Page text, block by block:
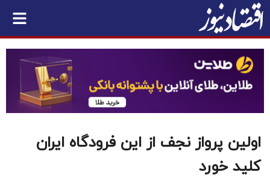
اولین پرواز نجف از این فرودگاه ایران
کلید خورد